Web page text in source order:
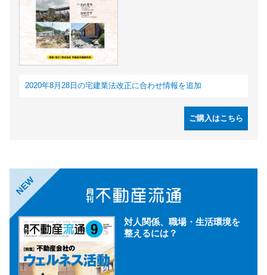
2020年8月28日の宅建業法改正に合わせ情報を追加
ご購入はこちら
NEW
対人関係、職場・生活環境を
整えるには？